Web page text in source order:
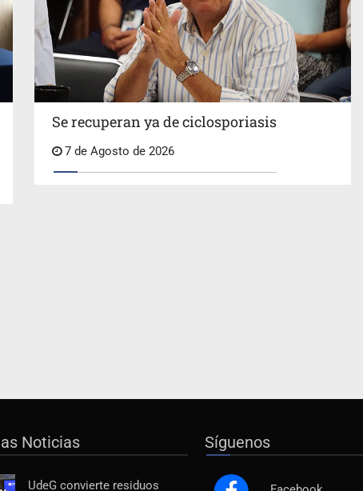
Se recuperan ya de ciclosporiasis
7 de Agosto de 2026
Noticias
UdeG convierte residuos
Síguenos